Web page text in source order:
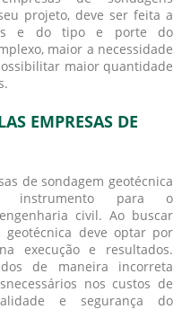
projeto, deve ser feita a
e do tipo e porte do
maior a necessidade
maior quantidade
EMPRESAS DE
de sondagem geotécnica
instrumento para o
civil. Ao buscar
deve optar por
execução e resultados.
de maneira incorreta
nos custos de
e segurança do